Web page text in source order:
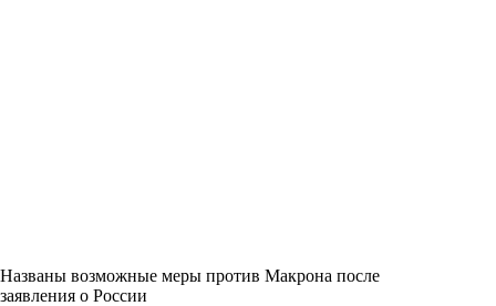
Названы возможные меры против Макрона после
заявления о России